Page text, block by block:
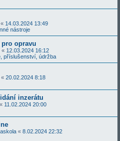
« 14.03.2024 13:49
nástroje
pro opravu
« 12.03.2024 16:12
příslušenství, údržba
« 20.02.2024 8:18
inzerátu
« 11.02.2024 20:00
« 8.02.2024 22:32